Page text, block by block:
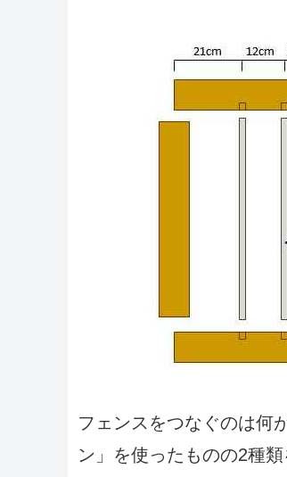
フェンスをつなぐのは何
ン」を使ったものの2種